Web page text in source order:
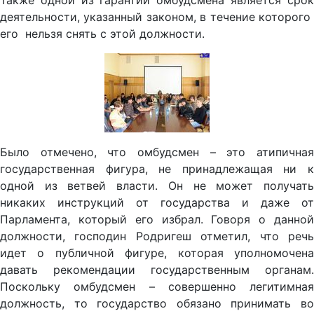
деятельности, указанный законом, в течение которого
его нельзя снять с этой должности.
Было отмечено, что омбудсмен – это атипичная
государственная фигура, не принадлежащая ни к
одной из ветвей власти. Он не может получать
никаких инструкций от государства и даже от
Парламента, который его избрал. Говоря о данной
должности, господин Родригеш отметил, что речь
идет о публичной фигуре, которая уполномочена
давать рекомендации государственным органам.
Поскольку омбудсмен – совершенно легитимная
должность, то государство обязано принимать во